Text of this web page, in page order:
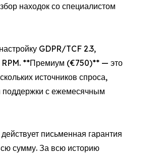
находок со специалистом
GDPR/TCF 2.3,
RPM. **Премиум (€750)** — это
источников спроса,
поддержки с ежемесячным
письменная гарантия
сумму. За всю историю